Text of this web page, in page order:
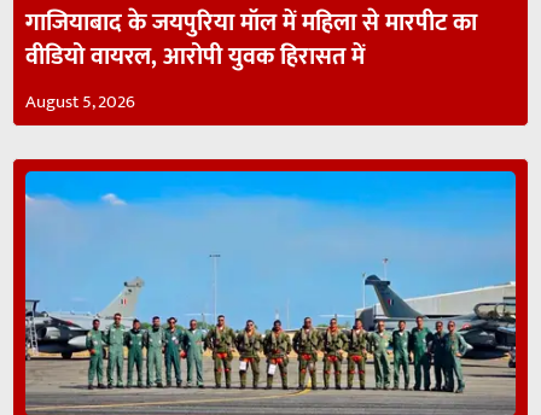
गाजियाबाद के जयपुरिया मॉल में महिला से मारपीट का
वीडियो वायरल, आरोपी युवक हिरासत में
August 5, 2026